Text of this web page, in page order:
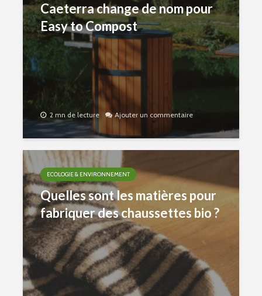
Caeterra change de nom pour
Easy to Compost
2 mn de lecture Ajouter un commentaire
ECOLOGIE & ENVIRONNEMENT
Quelles sont les matières pour
fabriquer des chaussettes bio ?